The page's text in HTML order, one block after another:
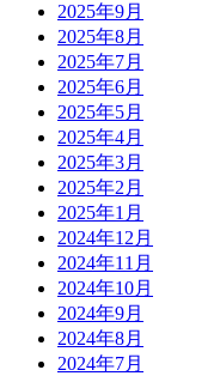
2025年9月
2025年8月
2025年7月
2025年6月
2025年5月
2025年4月
2025年3月
2025年2月
2025年1月
2024年12月
2024年11月
2024年10月
2024年9月
2024年8月
2024年7月